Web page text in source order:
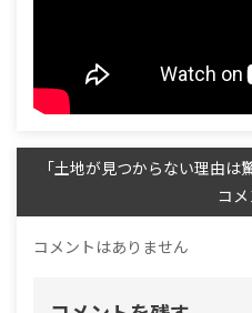
「土地が見つからない理由
コ
コメントはありません